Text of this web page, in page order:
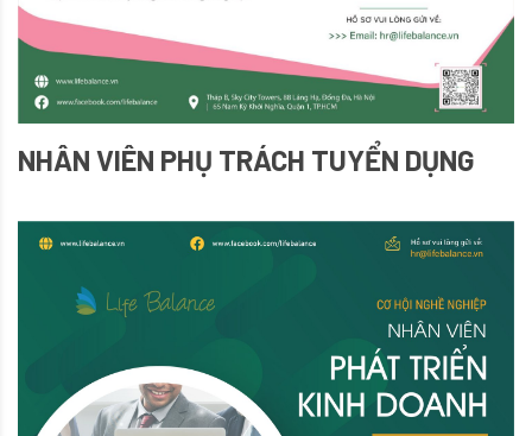
NHÂN VIÊN PHỤ TRÁCH TUYỂN DỤNG